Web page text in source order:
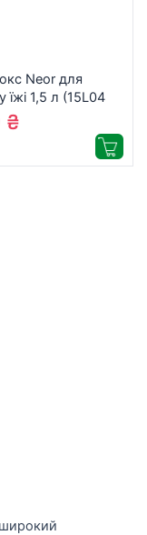
Neor для
їжі 1,5 л (15L04
₴
широкий